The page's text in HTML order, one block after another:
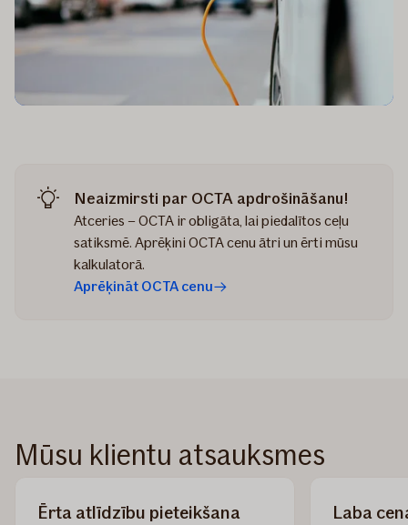
Neaizmirsti par OCTA apdrošināšanu!
Atceries – OCTA ir obligāta, lai piedalītos ceļu
satiksmē. Aprēķini OCTA cenu ātri un ērti mūsu
kalkulatorā.
Aprēķināt OCTA cenu
Mūsu klientu atsauksmes
Ērta atlīdzību pieteikšana Laba